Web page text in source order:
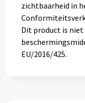
Pashouders
zichtbaarheid in
Dit product is
EU/2016/425.